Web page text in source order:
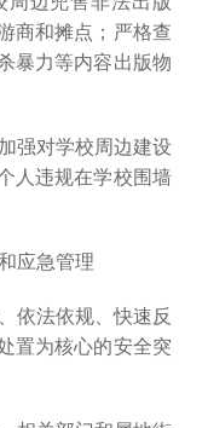
商和摊点；严格查
暴力等内容出版物
对学校周边建设
人违规在学校围墙
应急管理
法依规、快速反
置为核心的安全突